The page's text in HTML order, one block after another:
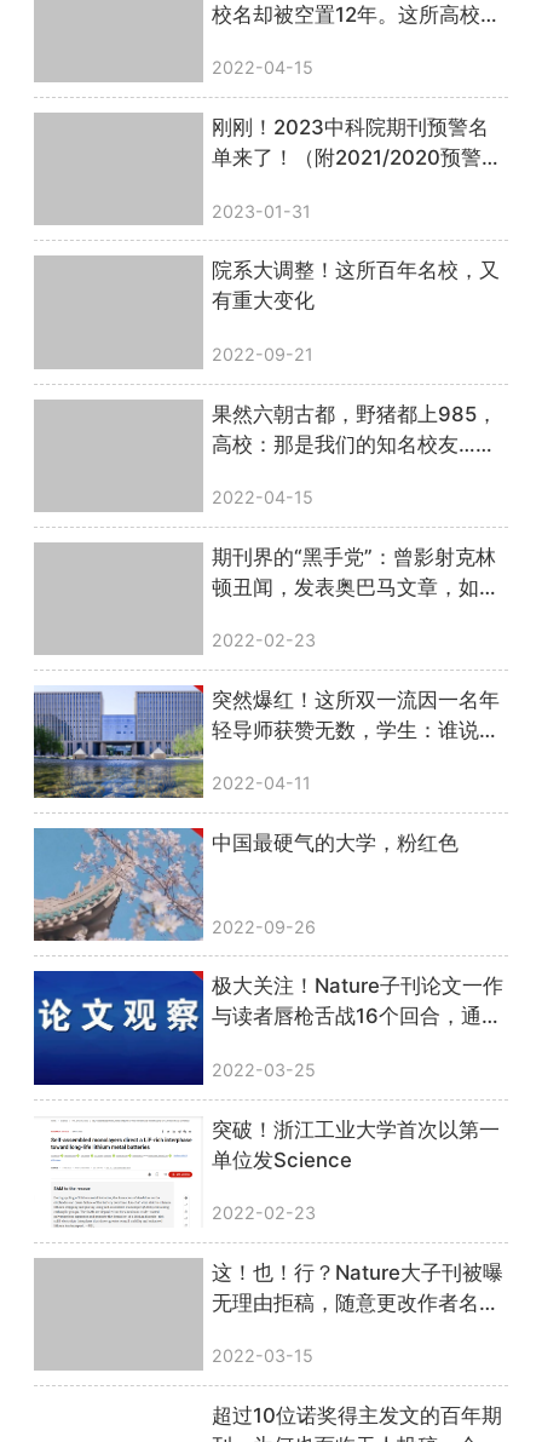
校名却被空置12年。这所高校终
2022-04-15
刚刚！2023中科院期刊预警名
单来了！（附2021/2020预警名
2023-01-31
院系大调整！这所百年名校，又
有重大变化
2022-09-21
果然六朝古都，野猪都上985，
高校：那是我们的知名校友……
2022-04-15
期刊界的“黑手党”：曾影射克林
顿丑闻，发表奥巴马文章，如今
2022-02-23
突然爆红！这所双一流因一名年
轻导师获赞无数，学生：谁说我
2022-04-11
中国最硬气的大学，粉红色
2022-09-26
极大关注！Nature子刊论文一作
与读者唇枪舌战16个回合，通讯
2022-03-25
突破！浙江工业大学首次以第一
单位发Science
2022-02-23
这！也！行？Nature大子刊被曝
无理由拒稿，随意更改作者名
事......
2022-03-15
超过10位诺奖得主发文的百年期